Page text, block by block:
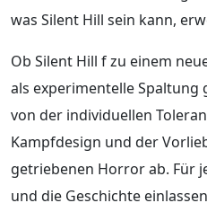
was Silent Hill sein kann,
Ob Silent Hill f zu einem
als experimentelle
von der individuellen
Kampfdesign und der
getriebenen Horror ab. Für
und die Geschichte